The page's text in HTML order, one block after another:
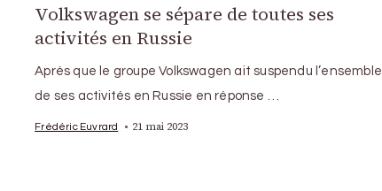
Volkswagen se sépare de toutes ses
activités en Russie
Après que le groupe Volkswagen ait suspendu l’ensemble
de ses activités en Russie en réponse …
Frédéric Euvrard 21 mai 2023